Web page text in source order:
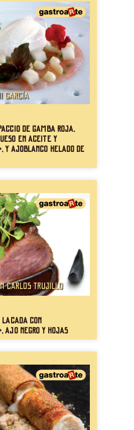
de gamba roja,
en aceite y
y ajoblanco helado de
lacada con
ajo negro y hojas